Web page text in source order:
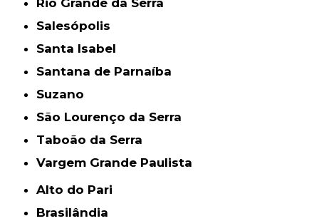
Rio Grande da Serra
Salesópolis
Santa Isabel
Santana de Parnaíba
Suzano
São Lourenço da Serra
Taboão da Serra
Vargem Grande Paulista
Alto do Pari
Brasilândia